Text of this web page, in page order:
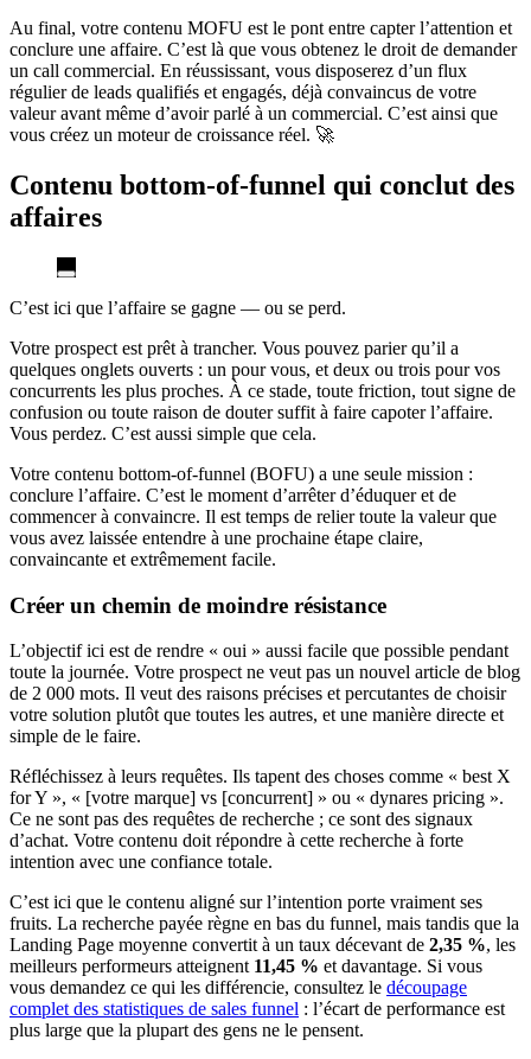
Au final, votre contenu MOFU est le pont entre capter l’attention et
conclure une affaire. C’est là que vous obtenez le droit de demander
un call commercial. En réussissant, vous disposerez d’un flux
régulier de leads qualifiés et engagés, déjà convaincus de votre
valeur avant même d’avoir parlé à un commercial. C’est ainsi que
vous créez un moteur de croissance réel. 🚀
Contenu bottom-of-funnel qui conclut des
affaires
C’est ici que l’affaire se gagne — ou se perd.
Votre prospect est prêt à trancher. Vous pouvez parier qu’il a
quelques onglets ouverts : un pour vous, et deux ou trois pour vos
concurrents les plus proches. À ce stade, toute friction, tout signe de
confusion ou toute raison de douter suffit à faire capoter l’affaire.
Vous perdez. C’est aussi simple que cela.
Votre contenu bottom-of-funnel (BOFU) a une seule mission :
conclure l’affaire. C’est le moment d’arrêter d’éduquer et de
commencer à convaincre. Il est temps de relier toute la valeur que
vous avez laissée entendre à une prochaine étape claire,
convaincante et extrêmement facile.
Créer un chemin de moindre résistance
L’objectif ici est de rendre « oui » aussi facile que possible pendant
toute la journée. Votre prospect ne veut pas un nouvel article de blog
de 2 000 mots. Il veut des raisons précises et percutantes de choisir
votre solution plutôt que toutes les autres, et une manière directe et
simple de le faire.
Réfléchissez à leurs requêtes. Ils tapent des choses comme « best X
for Y », « [votre marque] vs [concurrent] » ou « dynares pricing ».
Ce ne sont pas des requêtes de recherche ; ce sont des signaux
d’achat. Votre contenu doit répondre à cette recherche à forte
intention avec une confiance totale.
C’est ici que le contenu aligné sur l’intention porte vraiment ses
fruits. La recherche payée règne en bas du funnel, mais tandis que la
Landing Page moyenne convertit à un taux décevant de 2,35 %, les
meilleurs performeurs atteignent 11,45 % et davantage. Si vous
vous demandez ce qui les différencie, consultez le découpage
complet des statistiques de sales funnel : l’écart de performance est
plus large que la plupart des gens ne le pensent.